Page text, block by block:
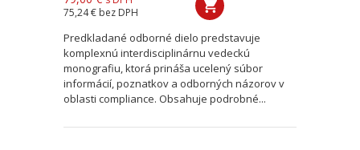
75,24 € bez DPH
Predkladané odborné dielo predstavuje
komplexnú interdisciplinárnu vedeckú
monografiu, ktorá prináša ucelený súbor
informácií, poznatkov a odborných názorov v
oblasti compliance. Obsahuje podrobné...